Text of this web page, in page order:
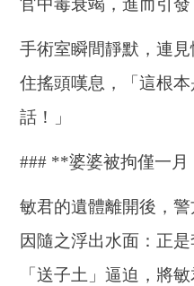
官中毒衰竭，進而引發
手術室瞬間靜默，連
住搖頭嘆息，「這根
話！」
### **婆婆被拘僅一
敏君的遺體離開後，
因隨之浮出水面：正
「送子土」逼迫，將